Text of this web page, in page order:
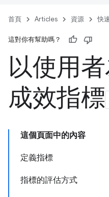
首頁 Articles 資源 快
這對你有幫助嗎？
以使用
成效指標
這個頁面中的內容
定義指標
指標的評估方式